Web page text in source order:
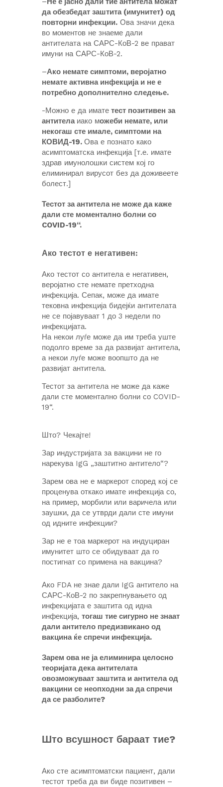
да обезбедат заштита (имунитет) од
повторни инфекции. Ова значи дека
во моментов не знаеме дали
антителата на САРС-КоВ-2 ве прават
имуни на САРС-КоВ-2.
–Ако немате симптоми, веројатно
немате активна инфекција и не е
потребно дополнително следење.
-Можно е да имате тест позитивен за
антитела иако можеби немате, или
некогаш сте имале, симптоми на
КОВИД-19. Ова е познато како
асимптоматска инфекција [т.е. имате
здрав имунолошки систем кој го
елиминирал вирусот без да доживеете
болест.]
Тестот за антитела не може да каже
дали сте моментално болни со
COVID-19“.
Ако тестот е негативен:
Ако тестот со антитела е негативен,
веројатно сте немате претходна
инфекција. Сепак, може да имате
тековна инфекција бидејќи антителата
не се појавуваат 1 до 3 недели по
инфекцијата.
На некои луѓе може да им треба уште
подолго време за да развијат антитела,
а некои луѓе може воопшто да не
развијат антитела.
Тестот за антитела не може да каже
дали сте моментално болни со COVID-
19“.
Што? Чекајте!
Зар индустријата за вакцини не го
нарекува IgG „заштитно антитело“?
Зарем ова не е маркерот според кој се
проценува откако имате инфекција со,
на пример, морбили или варичела или
заушки, да се утврди дали сте имуни
од идните инфекции?
Зар не е тоа маркерот на индуциран
имунитет што се обидуваат да го
постигнат со примена на вакцина?
Ако FDA не знае дали IgG антитело на
САРС-КоВ-2 по закрепнувањето од
инфекцијата е заштита од идна
инфекција, тогаш тие сигурно не знаат
дали антитело предизвикано од
вакцина ќе спречи инфекција.
Зарем ова не ја елиминира целосно
теоријата дека антителата
овозможуваат заштита и антитела од
вакцини се неопходни за да спречи
да се разболите?
Што всушност бараат тие?
Ако сте асимптоматски пациент, дали
тестот треба да ви биде позитивен –